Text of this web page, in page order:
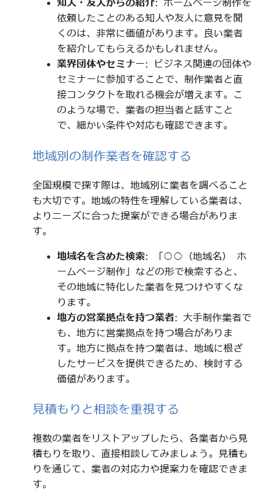
知人・友人からの紹介: ホームページ制作を
依頼したことのある知人や友人に意見を聞
くのは、非常に価値があります。良い業者
を紹介してもらえるかもしれません。
業界団体やセミナー: ビジネス関連の団体や
セミナーに参加することで、制作業者と直
接コンタクトを取れる機会が増えます。こ
のような場で、業者の担当者と話すこと
で、細かい条件や対応も確認できます。
地域別の制作業者を確認する
全国規模で探す際は、地域別に業者を調べること
も大切です。地域の特性を理解している業者は、
よりニーズに合った提案ができる場合がありま
す。
地域名を含めた検索: 「○○（地域名） ホ
ームページ制作」などの形で検索すると、
その地域に特化した業者を見つけやすくな
ります。
地方の営業拠点を持つ業者: 大手制作業者で
も、地方に営業拠点を持つ場合がありま
す。地方に拠点を持つ業者は、地域に根ざ
したサービスを提供できるため、検討する
価値があります。
見積もりと相談を重視する
複数の業者をリストアップしたら、各業者から見
積もりを取り、直接相談してみましょう。見積も
りを通じて、業者の対応力や提案力を確認できま
す。